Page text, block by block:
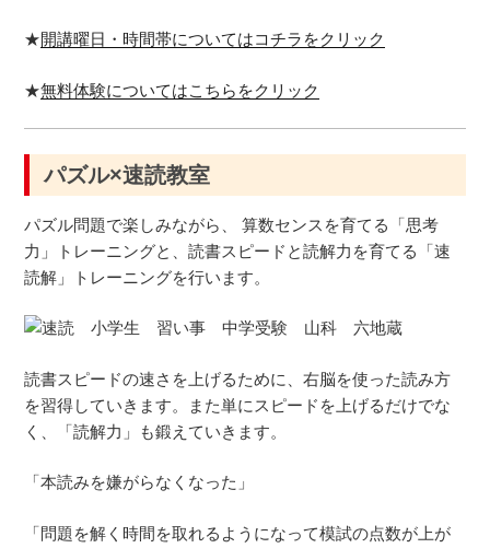
★開講曜日・時間帯についてはコチラをクリック
★無料体験についてはこちらをクリック
パズル×速読教室
パズル問題で楽しみながら、 算数センスを育てる「思考
力」トレーニングと、読書スピードと読解力を育てる「速
読解」トレーニングを行います。
読書スピードの速さを上げるために、右脳を使った読み方
を習得していきます。また単にスピードを上げるだけでな
く、「読解力」も鍛えていきます。
「本読みを嫌がらなくなった」
「問題を解く時間を取れるようになって模試の点数が上が